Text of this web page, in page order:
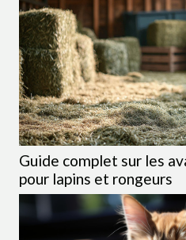
Guide complet sur les
pour lapins et rongeurs